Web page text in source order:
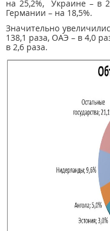
на 25,2%, Украине – в
Германии – на 18,5%.
Значительно
138,1 раза, ОАЭ – в 4,0
в 2,6 раза.